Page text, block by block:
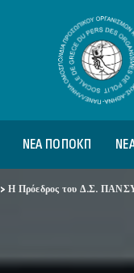
ΝΕΑ ΠΟΠΟΚΠ
>Η Πρόεδρος του Δ.Σ.